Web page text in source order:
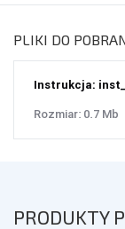
PLIKI DO
Instrukcja:
Rozmiar: 0.7 Mb
PRODUKTY